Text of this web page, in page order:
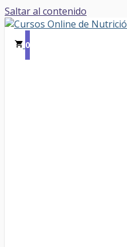
Saltar al contenido
0